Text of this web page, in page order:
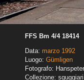
FFS Bm 4/4 18414
Data: marzo 1992
Luogo: Gümligen
Fotografo:
Collezione: